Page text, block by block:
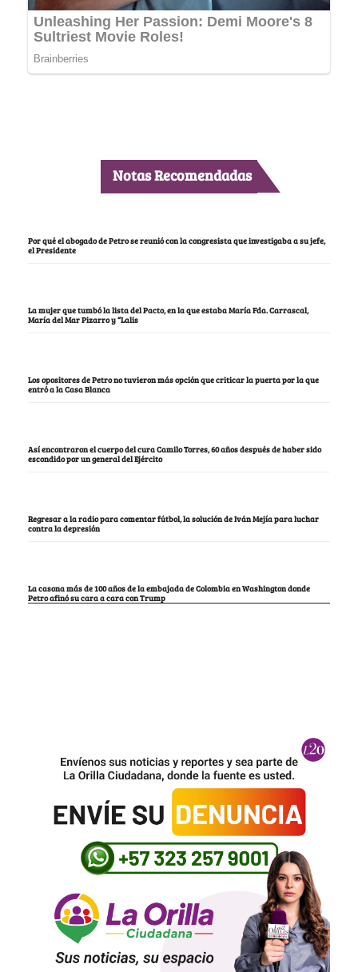
Notas Recomendadas
Por qué el abogado de Petro se reunió con la congresista que investigaba a su jefe,
el Presidente
La mujer que tumbó la lista del Pacto, en la que estaba María Fda. Carrascal,
María del Mar Pizarro y “Lalis
Los opositores de Petro no tuvieron más opción que criticar la puerta por la que
entró a la Casa Blanca
Así encontraron el cuerpo del cura Camilo Torres, 60 años después de haber sido
escondido por un general del Ejército
Regresar a la radio para comentar fútbol, la solución de Iván Mejía para luchar
contra la depresión
La casona más de 100 años de la embajada de Colombia en Washington donde
Petro afinó su cara a cara con Trump